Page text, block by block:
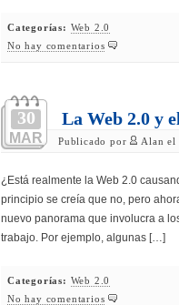
Categorías: Web 2.0
No hay comentarios
30
MAR
La Web 2.0 y
Publicado por Alan el
¿Está realmente la Web 2.0
principio se creía que no, pero
nuevo panorama que involucra a
trabajo. Por ejemplo, algunas […]
Categorías: Web 2.0
No hay comentarios